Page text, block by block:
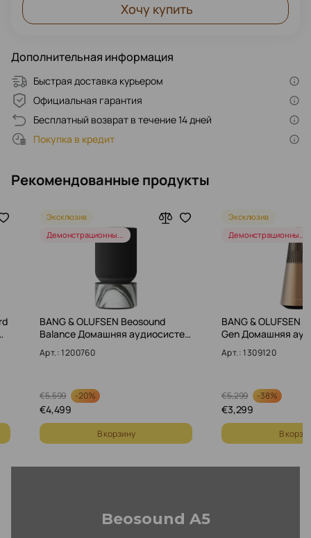
Хочу купить
Дополнительная информация
Быстрая доставка курьером
Официальная гарантия
Бесплатный возврат в течение 14 дней
Покупка в кредит
Рекомендованные продукты
Эксклюзив
Демонстрационны...
BANG & OLUFSEN Beosound
Balance Домашняя аудиосисте…
Арт.: 1200760
5,599
€ -20%
4,499
€
В корзину
Эксклюзив
Демонстрационны...
BANG & OLUFSEN
Gen Домашняя
Арт.: 1309120
5,299
€ -38%
3,299
€
В
Beosound A5